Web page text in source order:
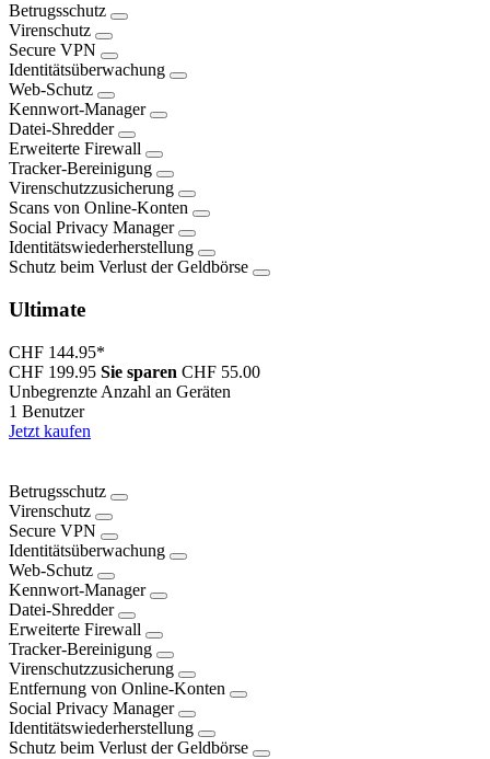
Betrugsschutz
Virenschutz
Secure VPN
Identitätsüberwachung
Web-Schutz
Kennwort-Manager
Datei-Shredder
Erweiterte Firewall
Tracker-Bereinigung
Virenschutzzusicherung
Scans von Online-Konten
Social Privacy Manager
Identitätswiederherstellung
Schutz beim Verlust der Geldbörse
Ultimate
CHF 144.95*
CHF 199.95 Sie sparen CHF 55.00
Unbegrenzte Anzahl an Geräten
1 Benutzer
Jetzt kaufen
Betrugsschutz
Virenschutz
Secure VPN
Identitätsüberwachung
Web-Schutz
Kennwort-Manager
Datei-Shredder
Erweiterte Firewall
Tracker-Bereinigung
Virenschutzzusicherung
Entfernung von Online-Konten
Social Privacy Manager
Identitätswiederherstellung
Schutz beim Verlust der Geldbörse